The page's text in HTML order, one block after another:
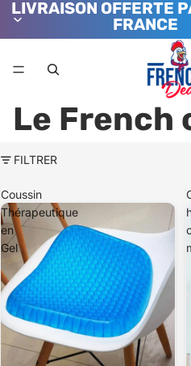
LIVRAISON OFFERTE
FRANCE
Le French
FILTRER
Coussin
Thérapeutique
en
Gel